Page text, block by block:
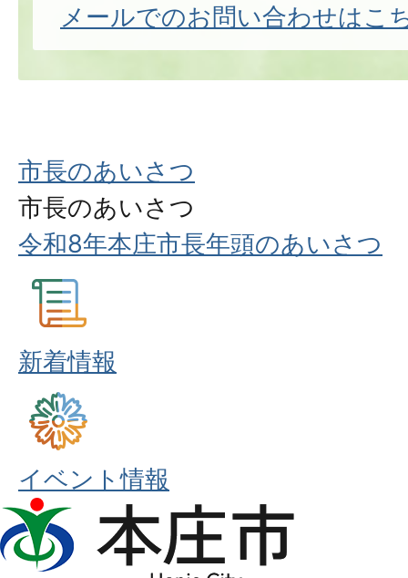
メールでのお問い合わせはこ
市長のあいさつ
市長のあいさつ
令和8年本庄市長年頭のあいさつ
新着情報
イベント情報
本
庄